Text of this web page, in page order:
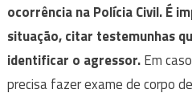
ocorrência na Polícia Civil. É
situação, citar testemunhas
identificar o agressor.Em
precisa fazer exame de corpo